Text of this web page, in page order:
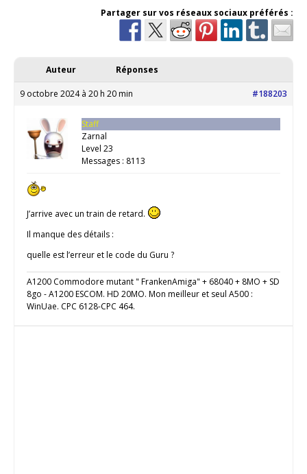
Partager sur vos réseaux sociaux préférés :
Auteur Réponses
9 octobre 2024 à 20 h 20 min #188203
Staff
Zarnal
Level 23
Messages : 8113
J’arrive avec un train de retard.
Il manque des détails :
quelle est l’erreur et le code du Guru ?
A1200 Commodore mutant " FrankenAmiga" + 68040 + 8MO + SD
8go - A1200 ESCOM. HD 20MO. Mon meilleur et seul A500 :
WinUae. CPC 6128-CPC 464.